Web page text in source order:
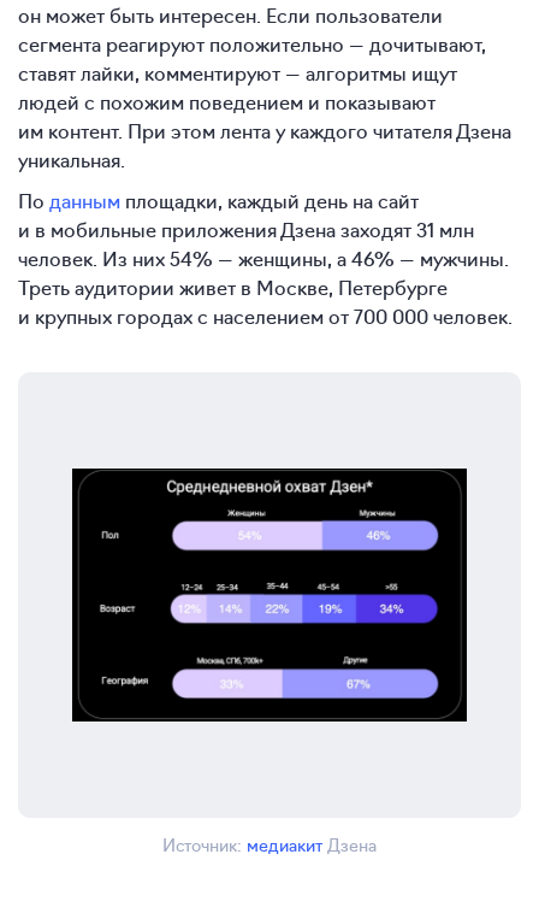
он может быть интересен. Если пользователи
сегмента реагируют положительно — дочитывают,
ставят лайки, комментируют — алгоритмы ищут
людей с похожим поведением и показывают
им контент. При этом лента у каждого читателя Дзена
уникальная.
По данным площадки, каждый день на сайт
и в мобильные приложения Дзена заходят 31 млн
человек. Из них 54% — женщины, а 46% — мужчины.
Треть аудитории живет в Москве, Петербурге
и крупных городах с населением от 700 000 человек.
Источник: медиакитДзена